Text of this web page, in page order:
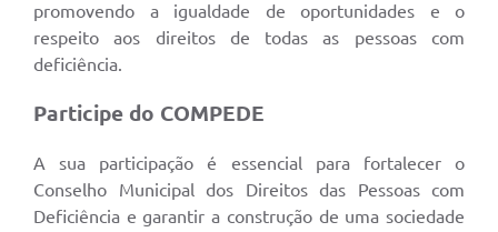
promovendo a igualdade de oportunidades e o
respeito aos direitos de todas as pessoas com
deficiência.
Participe do COMPEDE
A sua participação é essencial para fortalecer o
Conselho Municipal dos Direitos das Pessoas com
Deficiência e garantir a construção de uma sociedade